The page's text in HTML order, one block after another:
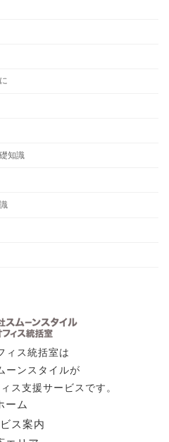
知識
ィス統括室は
ーンスタイルが
ス支援サービスです。
ーム
ス案内